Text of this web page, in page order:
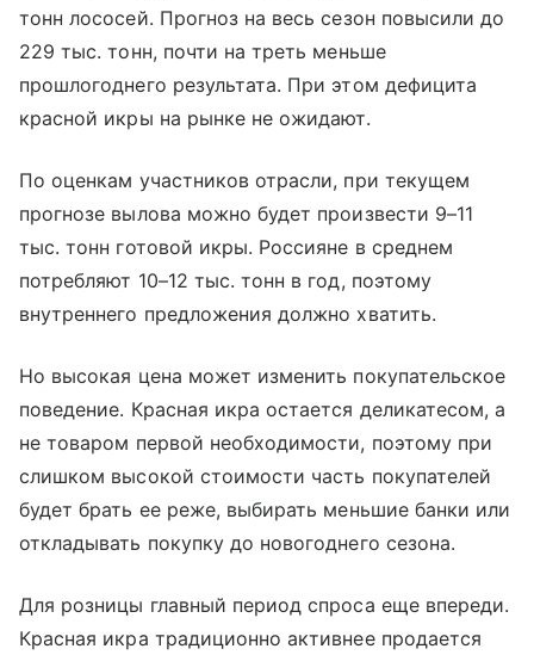
тонн лососей. Прогноз на весь сезон повысили до
229 тыс. тонн, почти на треть меньше
прошлогоднего результата. При этом дефицита
красной икры на рынке не ожидают.
По оценкам участников отрасли, при текущем
прогнозе вылова можно будет произвести 9–11
тыс. тонн готовой икры. Россияне в среднем
потребляют 10–12 тыс. тонн в год, поэтому
внутреннего предложения должно хватить.
Но высокая цена может изменить покупательское
поведение. Красная икра остается деликатесом, а
не товаром первой необходимости, поэтому при
слишком высокой стоимости часть покупателей
будет брать ее реже, выбирать меньшие банки или
откладывать покупку до новогоднего сезона.
Для розницы главный период спроса еще впереди.
Красная икра традиционно активнее продается